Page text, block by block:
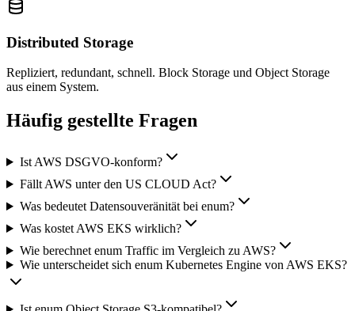
Distributed Storage
Repliziert, redundant, schnell. Block Storage und Object Storage
aus einem System.
Häufig gestellte Fragen
Ist AWS DSGVO-konform?
Fällt AWS unter den US CLOUD Act?
Was bedeutet Datensouveränität bei enum?
Was kostet AWS EKS wirklich?
Wie berechnet enum Traffic im Vergleich zu AWS?
Wie unterscheidet sich enum Kubernetes Engine von AWS EKS?